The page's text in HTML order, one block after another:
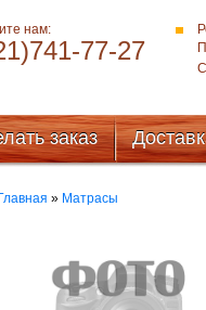
нам:
77-27
заказ
Главная » Матрасы